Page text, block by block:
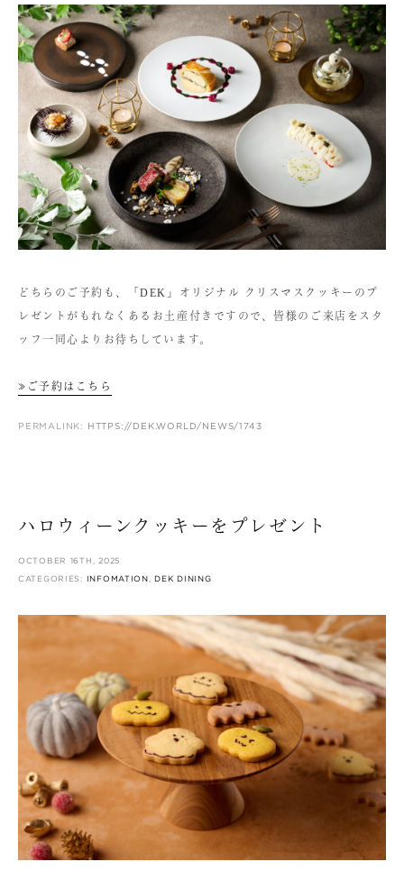
どちらのご予約も、「DEK」オリジナル クリスマスクッキーのプ
レゼントがもれなくあるお土産付きですので、皆様のご来店をスタ
ッフ一同心よりお待ちしています。
≫ご予約はこちら
PERMALINK: HTTPS://DEK.WORLD/NEWS/1743
ハロウィーンクッキーをプレゼント
OCTOBER 16TH, 2025
CATEGORIES: INFOMATION,DEK DINING